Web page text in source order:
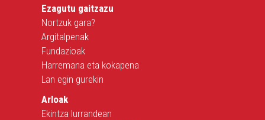
Ezagutu gaitzazu
Nortzuk gara?
Argitalpenak
Fundazioak
Harremana eta kokapena
Lan egin gurekin
Arloak
Ekintza lurrandean